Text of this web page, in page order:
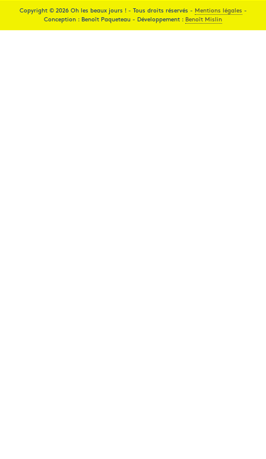
Copyright © 2026 Oh les beaux jours ! - Tous droits réservés - Mentions légales -
Conception : Benoît Paqueteau - Développement : Benoît Mislin